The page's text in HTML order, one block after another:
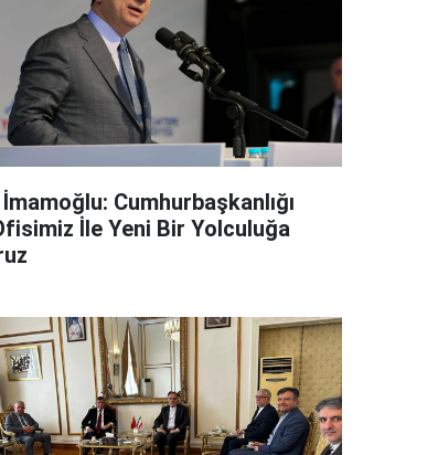
Cumhurbaşkanlığı
İle Yeni Bir Yolculuğa